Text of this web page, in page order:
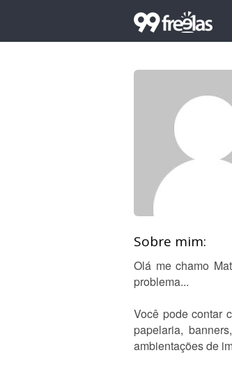
Sobre mim:
Olá me chamo
problema...
Você pode contar
papelaria,
ambientações de